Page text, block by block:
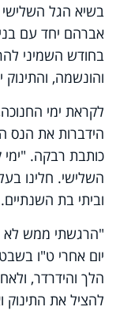
בשיא הגל
אברהם יחד עם
בחודש השמיני
והונשמה, והתינוק
לקראת ימי
הידברות את הנס
כותבת רבקה. "ימי
השלישי. חלינו
וביתי בת
"הרגשתי ממש לא
יום אחרי ט"ו
להציל את התינוק